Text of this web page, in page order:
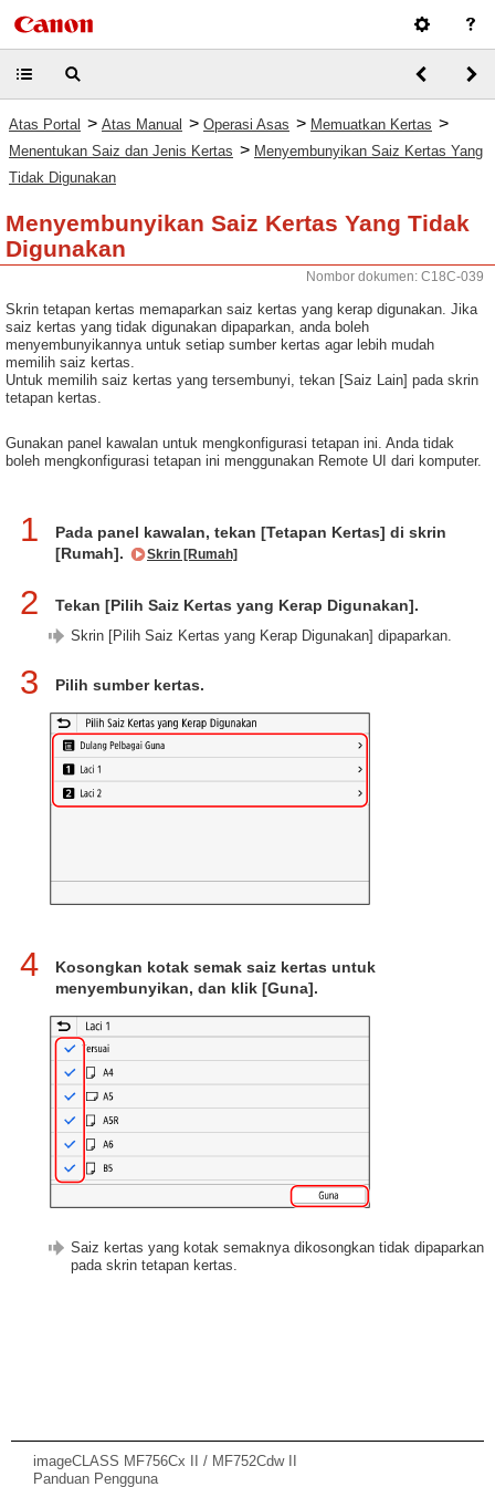
Atas Portal > Atas Manual > Operasi Asas > Memuatkan Kertas >
Menentukan Saiz dan Jenis Kertas > Menyembunyikan Saiz Kertas Yang
Tidak Digunakan
Menyembunyikan Saiz Kertas Yang Tidak
Digunakan
Nombor dokumen: C18C-039
Skrin tetapan kertas memaparkan saiz kertas yang kerap digunakan. Jika
saiz kertas yang tidak digunakan dipaparkan, anda boleh
menyembunyikannya untuk setiap sumber kertas agar lebih mudah
memilih saiz kertas.
Untuk memilih saiz kertas yang tersembunyi, tekan [Saiz Lain] pada skrin
tetapan kertas.
Gunakan panel kawalan untuk mengkonfigurasi tetapan ini. Anda tidak
boleh mengkonfigurasi tetapan ini menggunakan Remote UI dari komputer.
1
Pada panel kawalan, tekan [Tetapan Kertas] di skrin
[Rumah].
Skrin [Rumah]
2 Tekan [Pilih Saiz Kertas yang Kerap Digunakan].
Skrin [Pilih Saiz Kertas yang Kerap Digunakan] dipaparkan.
3 Pilih sumber kertas.
4
Kosongkan kotak semak saiz kertas untuk
menyembunyikan, dan klik [Guna].
Saiz kertas yang kotak semaknya dikosongkan tidak dipaparkan
pada skrin tetapan kertas.
imageCLASS MF756Cx II / MF752Cdw II
Panduan Pengguna